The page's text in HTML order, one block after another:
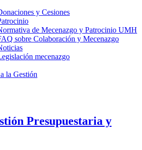
y Cesiones
de Mecenazgo y Patrocinio UMH
sobre Colaboración y Mecenazgo
mecenazgo
la Gestión
Presupuestaria y